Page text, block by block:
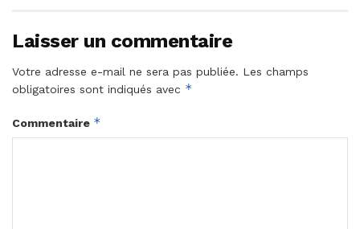
Laisser un commentaire
Votre adresse e-mail ne sera pas publiée. Les champs
obligatoires sont indiqués avec *
Commentaire *